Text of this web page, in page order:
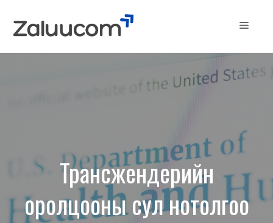
Menu
Трансжендерийн
оролцооны сул нотолгоо